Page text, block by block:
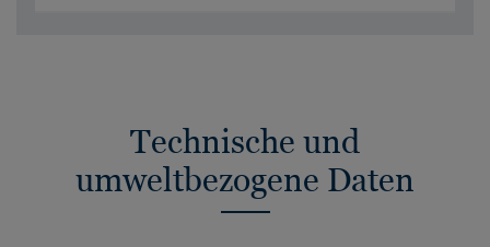
Technische und
umweltbezogene Daten